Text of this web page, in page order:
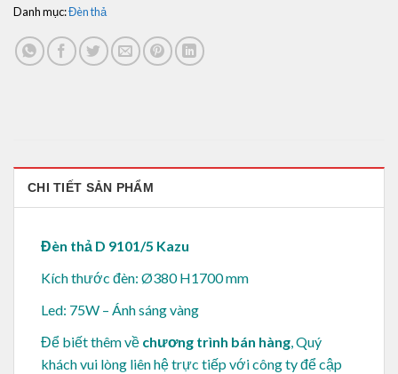
Danh mục:Đèn thả
CHI TIẾT SẢN PHẨM
Đèn thả D 9101/5 Kazu
Kích thước đèn: Ø380 H1700 mm
Led: 75W – Ánh sáng vàng
Để biết thêm về chương trình bán hàng, Quý
khách vui lòng liên hệ trực tiếp với công ty để cập